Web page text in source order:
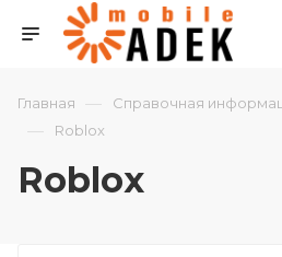
Главная — Справочная
— Roblox
Roblox